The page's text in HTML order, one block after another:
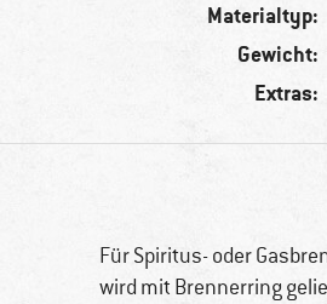
Materialtyp:
Gewicht:
Extras:
Für Spiritus- oder
wird mit Brennerring